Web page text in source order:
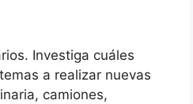
Investiga cuáles
a realizar nuevas
camiones,